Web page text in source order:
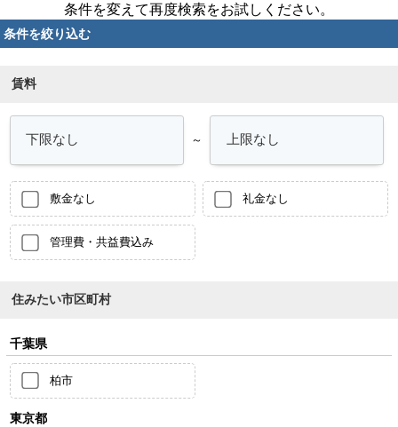
条件を変えて再度検索をお試しください。
条件を絞り込む
賃料
～
敷金なし 礼金なし
管理費・共益費込み
住みたい市区町村
千葉県
柏市
東京都